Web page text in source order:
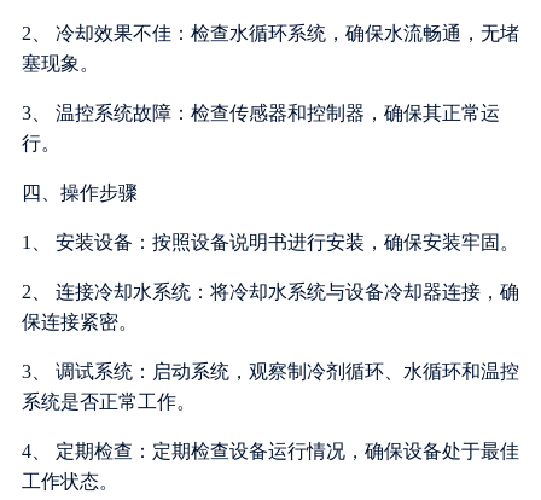
2、 冷却效果不佳：检查水循环系统，确保水流畅通，无堵
塞现象。
3、 温控系统故障：检查传感器和控制器，确保其正常运
行。
四、操作步骤
1、 安装设备：按照设备说明书进行安装，确保安装牢固。
2、 连接冷却水系统：将冷却水系统与设备冷却器连接，确
保连接紧密。
3、 调试系统：启动系统，观察制冷剂循环、水循环和温控
系统是否正常工作。
4、 定期检查：定期检查设备运行情况，确保设备处于最佳
工作状态。